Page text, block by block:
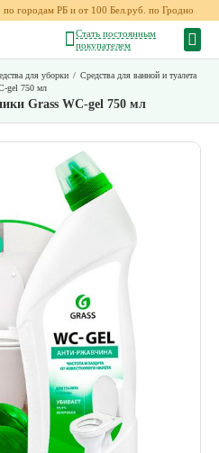
городам РБ и от 100 Бел.руб. по Гродно
Стать постоянным
покупателем
для уборки / Средства для ванной и туалета
gel 750 мл
Grass WC-gel 750 мл